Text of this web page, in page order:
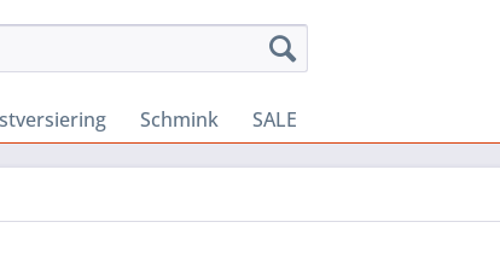
Schmink SALE